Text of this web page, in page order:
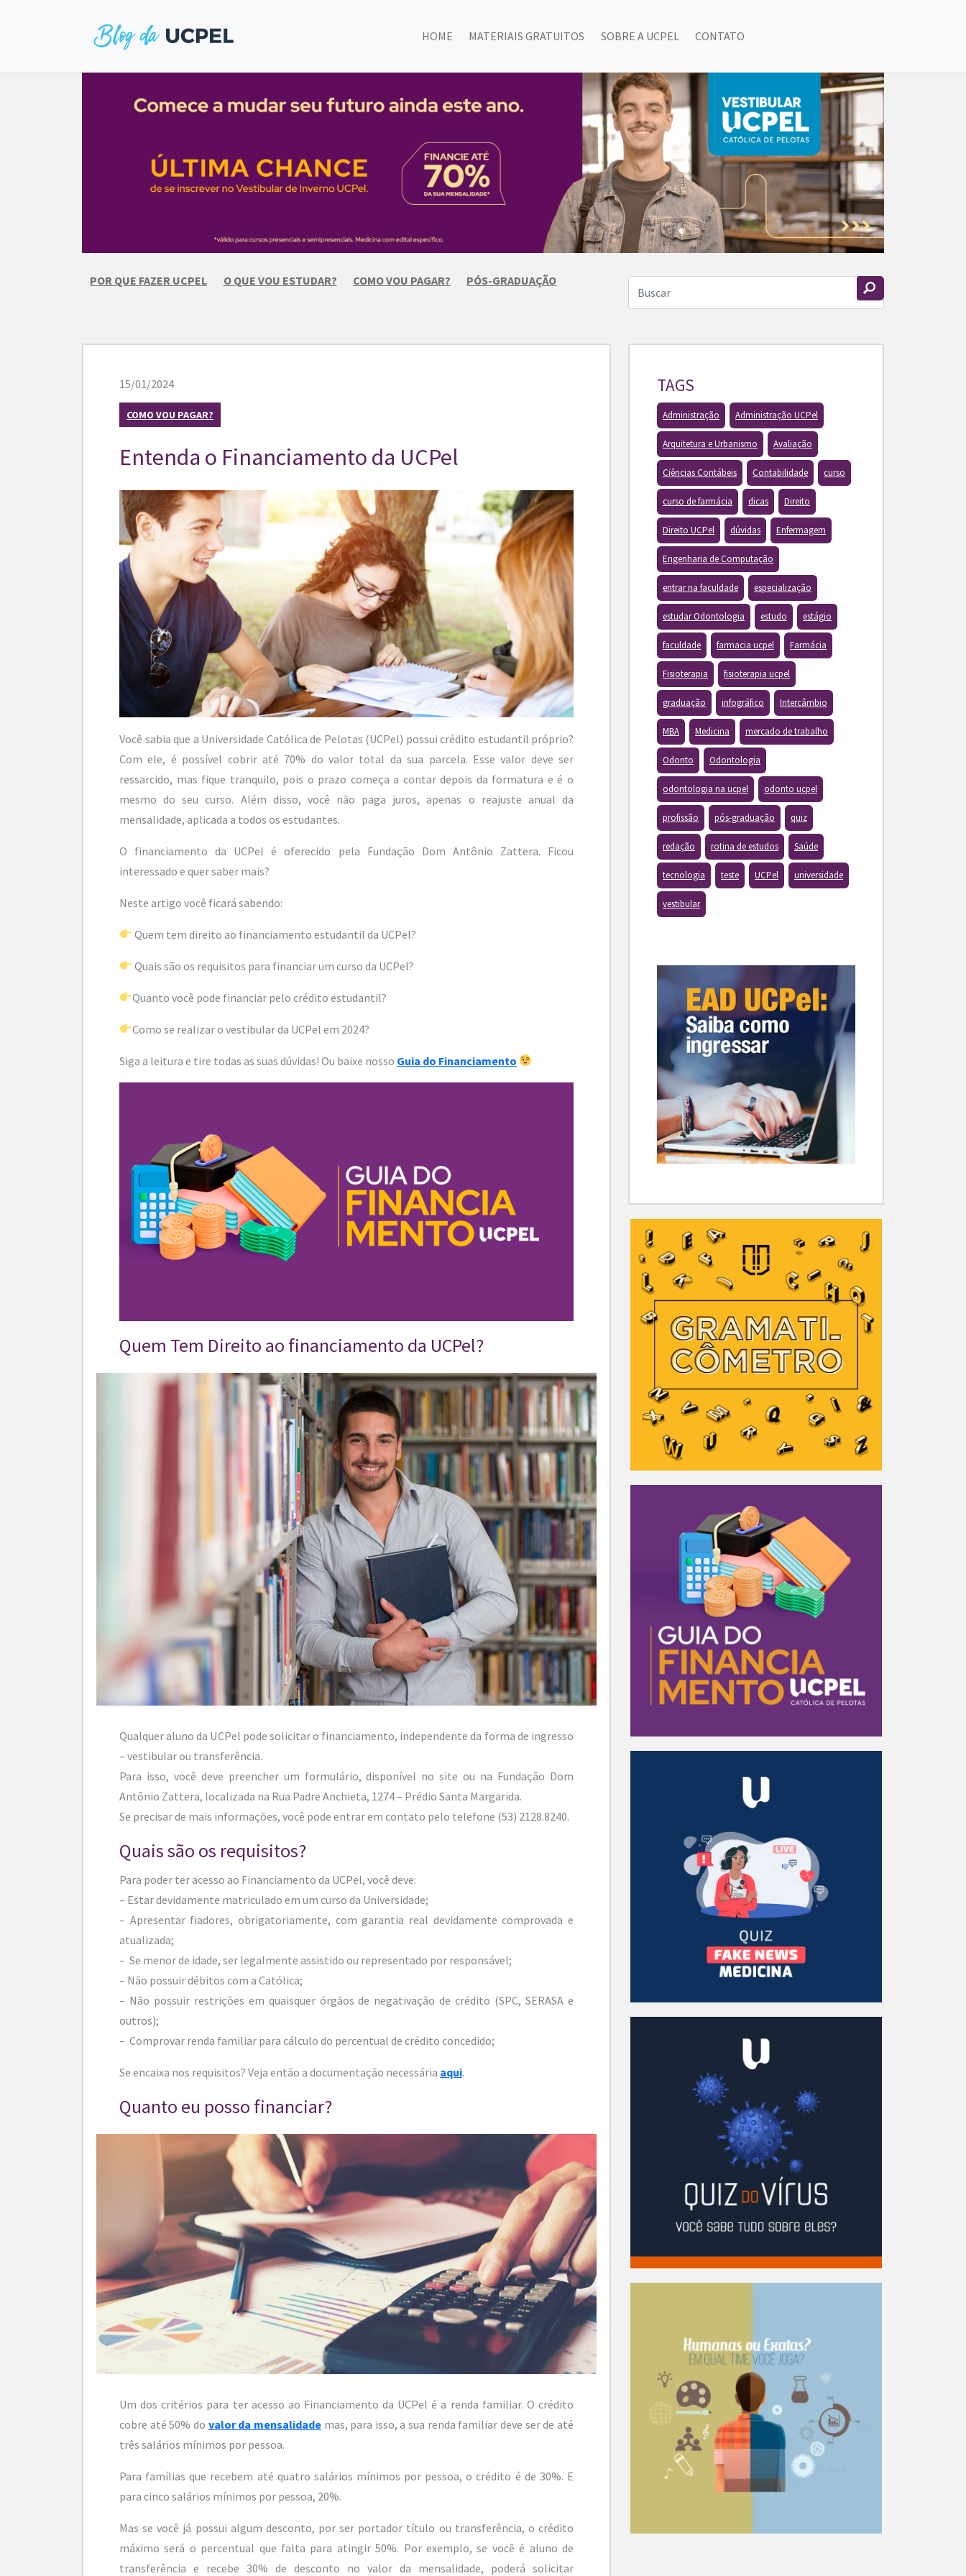
HOME MATERIAIS GRATUITOS SOBRE A UCPEL CONTATO
POR QUE FAZER UCPEL O QUE VOU ESTUDAR? COMO VOU PAGAR? PÓS-GRADUAÇÃO
15/01/2024
COMO VOU PAGAR?
Entenda o Financiamento da UCPel
Você sabia que a Universidade Católica de Pelotas (UCPel) possui crédito estudantil próprio?
Com ele, é possível cobrir até 70% do valor total da sua parcela. Esse valor deve ser
ressarcido, mas fique tranquilo, pois o prazo começa a contar depois da formatura e é o
mesmo do seu curso. Além disso, você não paga juros, apenas o reajuste anual da
mensalidade, aplicada a todos os estudantes.
O financiamento da UCPel é oferecido pela Fundação Dom Antônio Zattera. Ficou
interessado e quer saber mais?
Neste artigo você ficará sabendo:
Quem tem direito ao financiamento estudantil da UCPel?
Quais são os requisitos para financiar um curso da UCPel?
Quanto você pode financiar pelo crédito estudantil?
Como se realizar o vestibular da UCPel em 2024?
Siga a leitura e tire todas as suas dúvidas! Ou baixe nosso Guia do Financiamento
Quem Tem Direito ao financiamento da UCPel?
Qualquer aluno da UCPel pode solicitar o financiamento, independente da forma de ingresso
– vestibular ou transferência.
Para isso, você deve preencher um formulário, disponível no site ou na Fundação Dom
Antônio Zattera, localizada na Rua Padre Anchieta, 1274 – Prédio Santa Margarida.
Se precisar de mais informações, você pode entrar em contato pelo telefone (53) 2128.8240.
Quais são os requisitos?
Para poder ter acesso ao Financiamento da UCPel, você deve:
– Estar devidamente matriculado em um curso da Universidade;
– Apresentar fiadores, obrigatoriamente, com garantia real devidamente comprovada e
atualizada;
– Se menor de idade, ser legalmente assistido ou representado por responsável;
– Não possuir débitos com a Católica;
– Não possuir restrições em quaisquer órgãos de negativação de crédito (SPC, SERASA e
outros);
– Comprovar renda familiar para cálculo do percentual de crédito concedido;
Se encaixa nos requisitos? Veja então a documentação necessária aqui.
Quanto eu posso financiar?
Um dos critérios para ter acesso ao Financiamento da UCPel é a renda familiar. O crédito
cobre até 50% do valor da mensalidademas, para isso, a sua renda familiar deve ser de até
três salários mínimos por pessoa.
Para famílias que recebem até quatro salários mínimos por pessoa, o crédito é de 30%. E
para cinco salários mínimos por pessoa, 20%.
Mas se você já possui algum desconto, por ser portador título ou transferência, o crédito
máximo será o percentual que falta para atingir 50%. Por exemplo, se você é aluno de
transferência e recebe 30% de desconto no valor da mensalidade, poderá solicitar
TAGS
Administração Administração UCPel
Arquitetura e Urbanismo Avaliação
Ciências Contábeis Contabilidade curso
curso de farmácia dicas Direito
Direito UCPel dúvidas Enfermagem
Engenharia de Computação
entrar na faculdade especialização
estudar Odontologia estudo estágio
faculdade farmacia ucpel Farmácia
Fisioterapia fisioterapia ucpel
graduação infográfico Intercâmbio
MBA Medicina mercado de trabalho
Odonto Odontologia
odontologia na ucpel odonto ucpel
profissão pós-graduação quiz
redação rotina de estudos Saúde
tecnologia teste UCPel universidade
vestibular